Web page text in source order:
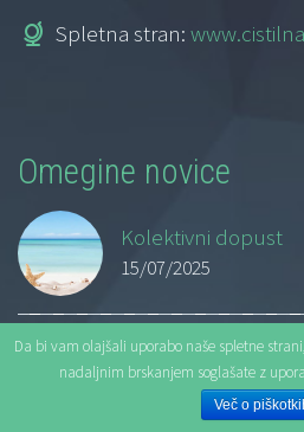
Spletna stran:
Omegine novice
Kolektivni dopust
15/07/2025
Samooskrba
08/03/2024
Da bi vam olajšali uporabo naše spletne
nadaljnim brskanjem soglašate z
Več o